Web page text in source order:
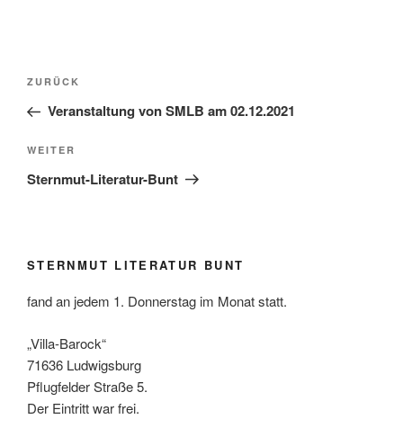
Beitragsnavigation
Vorheriger
Beitrag
ZURÜCK
Veranstaltung von SMLB am 02.12.2021
Nächster
Beitrag
WEITER
Sternmut-Literatur-Bunt
STERNMUT LITERATUR BUNT
fand an jedem 1. Donnerstag im Monat statt.
„Villa-Barock“
71636 Ludwigsburg
Pflugfelder Straße 5.
Der Eintritt war frei.